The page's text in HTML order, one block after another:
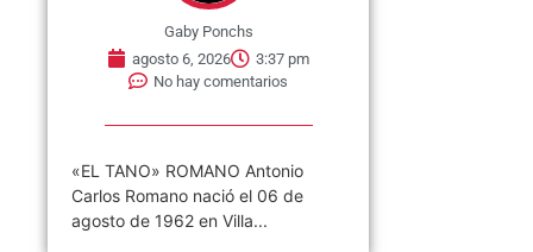
Gaby Ponchs
agosto 6, 2026
3:37 pm
No hay comentarios
«EL TANO» ROMANO Antonio
Carlos Romano nació el 06 de
agosto de 1962 en Villa...